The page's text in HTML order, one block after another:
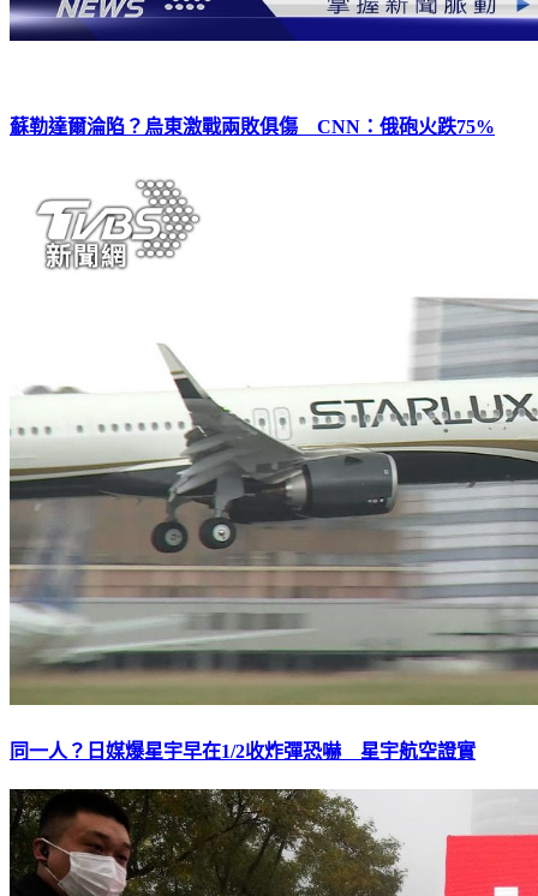
蘇勒達爾淪陷？烏東激戰兩敗俱傷 CNN：俄砲火跌75%
同一人？日媒爆星宇早在1/2收炸彈恐嚇 星宇航空證實